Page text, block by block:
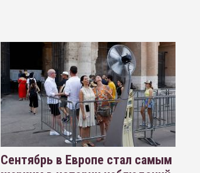
Сентябрь в Европе стал самым